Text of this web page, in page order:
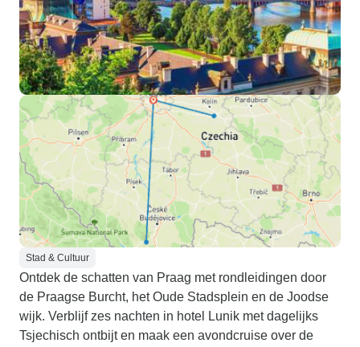
Stad & Cultuur
Ontdek de schatten van Praag met rondleidingen door
de Praagse Burcht, het Oude Stadsplein en de Joodse
wijk. Verblijf zes nachten in hotel Lunik met dagelijks
Tsjechisch ontbijt en maak een avondcruise over de